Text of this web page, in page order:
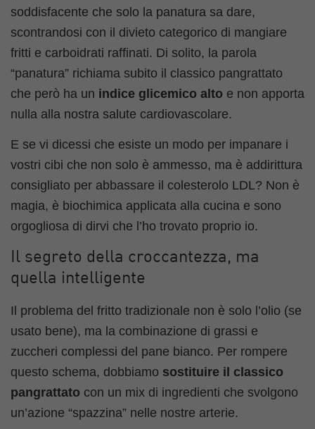
soddisfacente che solo la panatura sa dare,
scontrandosi con il divieto categorico di mangiare
fritti e carboidrati raffinati. Di solito, la parola
“panatura” richiama subito il classico pangrattato
che però ha un indice glicemico alto e non apporta
nulla alla nostra salute cardiovascolare.
E se vi dicessi che esiste un modo per impanare i
vostri cibi che non solo è ammesso, ma è addirittura
consigliato per abbassare il colesterolo LDL? Non è
magia, è biochimica applicata alla cucina e sono
orgogliosa di dirvi che l’ho trovato proprio io.
Il segreto della croccantezza, ma
quella intelligente
Il problema del fritto tradizionale non è solo l’olio (se
usato bene), ma la combinazione di grassi e
zuccheri complessi del pane bianco. Per rompere
questo schema, dobbiamo sostituire il classico
pangrattato con un mix di ingredienti che svolgono
un’azione “spazzina” nelle nostre arterie.